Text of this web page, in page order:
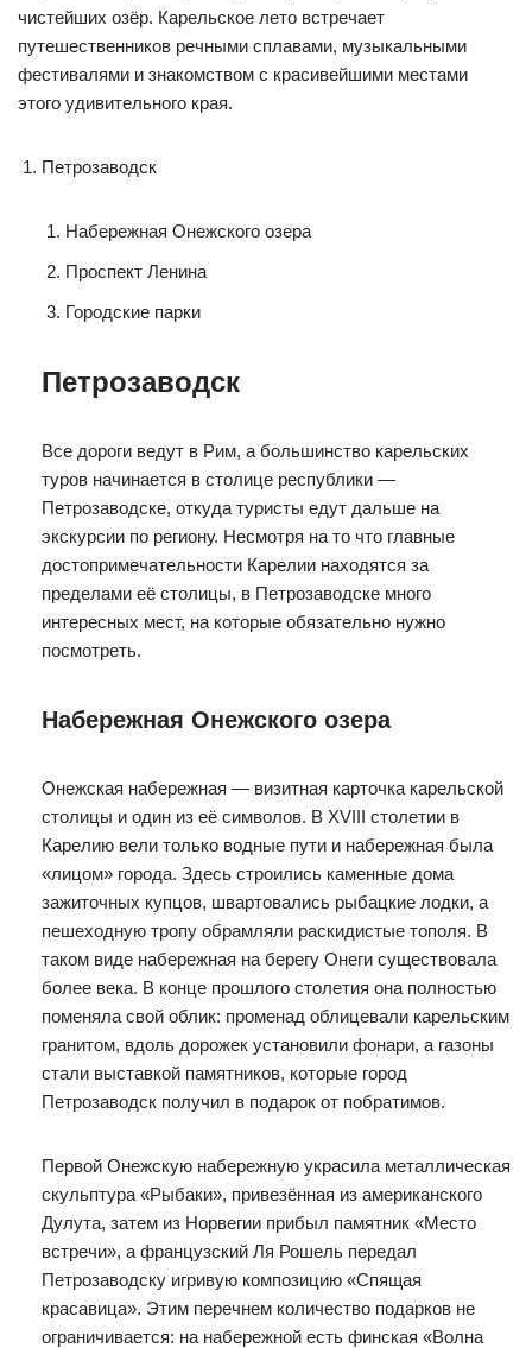
чистейших озёр. Карельское лето встречает
путешественников речными сплавами, музыкальными
фестивалями и знакомством с красивейшими местами
этого удивительного края.
Петрозаводск
Набережная Онежского озера
Проспект Ленина
Городские парки
Петрозаводск
Все дороги ведут в Рим, а большинство карельских
туров начинается в столице республики —
Петрозаводске, откуда туристы едут дальше на
экскурсии по региону. Несмотря на то что главные
достопримечательности Карелии находятся за
пределами её столицы, в Петрозаводске много
интересных мест, на которые обязательно нужно
посмотреть.
Набережная Онежского озера
Онежская набережная — визитная карточка карельской
столицы и один из её символов. В XVIII столетии в
Карелию вели только водные пути и набережная была
«лицом» города. Здесь строились каменные дома
зажиточных купцов, швартовались рыбацкие лодки, а
пешеходную тропу обрамляли раскидистые тополя. В
таком виде набережная на берегу Онеги существовала
более века. В конце прошлого столетия она полностью
поменяла свой облик: променад облицевали карельским
гранитом, вдоль дорожек установили фонари, а газоны
стали выставкой памятников, которые город
Петрозаводск получил в подарок от побратимов.
Первой Онежскую набережную украсила металлическая
скульптура «Рыбаки», привезённая из американского
Дулута, затем из Норвегии прибыл памятник «Место
встречи», а французский Ля Рошель передал
Петрозаводску игривую композицию «Спящая
красавица». Этим перечнем количество подарков не
ограничивается: на набережной есть финская «Волна